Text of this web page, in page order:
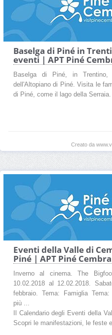
Baselga di Piné in
eventi | APT Piné
Baselga di Piné, in
dell'Altopiano di Piné. Visita le
di Piné, come il lago della Serraia.
Creato da
Eventi della Valle di
Piné | APT Piné Cembra
Inverno al cinema. The
10.02.2018 al 12.02.2018.
febbraio. Tema: Famiglia
più ...
Il Calendario degli Eventi della
Scopri le manifestazioni, le feste